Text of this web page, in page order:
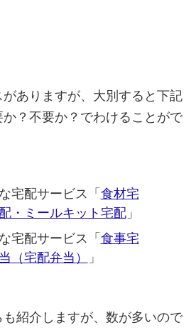
ありますが、大別すると下記
？不要か？でわけることがで
宅配サービス「食材宅
・ミールキット宅配」
宅配サービス「食事宅
（宅配弁当）
」
紹介しますが、数が多いので